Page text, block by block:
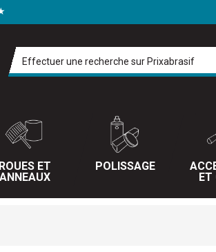
ROUES ET
ANNEAUX
POLISSAGE
ET